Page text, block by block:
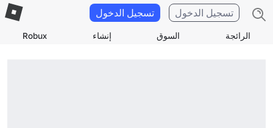
الرائجة السوق إنشاء Robux
تسجيل الدخول تسجيل الدخول